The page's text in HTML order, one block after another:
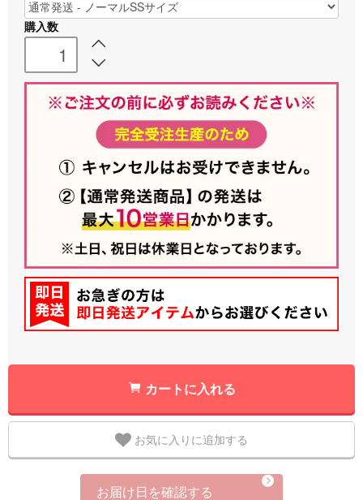
購入数
カートに入れる
お気に入りに追加する
お届け日を確認する